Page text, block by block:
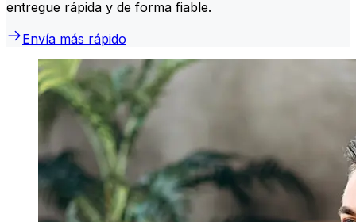
entregue rápida y de forma fiable.
Envía más rápido